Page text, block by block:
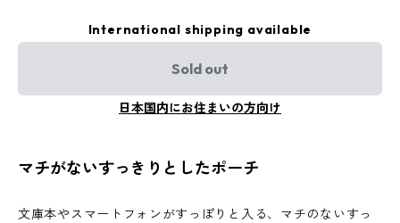
International shipping available
Sold out
日本国内にお住まいの方向け
マチがないすっきりとしたポーチ
文庫本やスマートフォンがすっぽりと入る、マチのないすっ